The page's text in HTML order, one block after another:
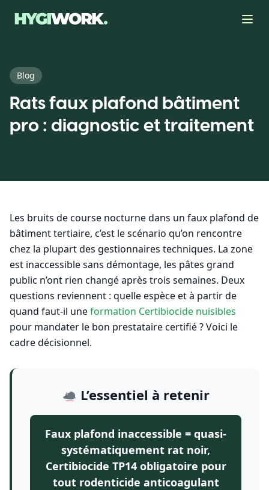
Blog
Rats faux plafond bâtiment
pro : diagnostic et traitement
Les bruits de course nocturne dans un faux plafond de
bâtiment tertiaire, c’est le scénario qu’on rencontre
chez la plupart des gestionnaires techniques. La zone
est inaccessible sans démontage, les pâtes grand
public n’ont rien changé après trois semaines. Deux
questions reviennent : quelle espèce et à partir de
quand faut-il uneformation Certibiocide nuisibles
pour mandater le bon prestataire certifié ? Voici le
cadre décisionnel.
L’essentiel à retenir
Faux plafond inaccessible = quasi-
systématiquement rat noir,
Certibiocide TP14 obligatoire pour
tout rodenticide anticoagulant